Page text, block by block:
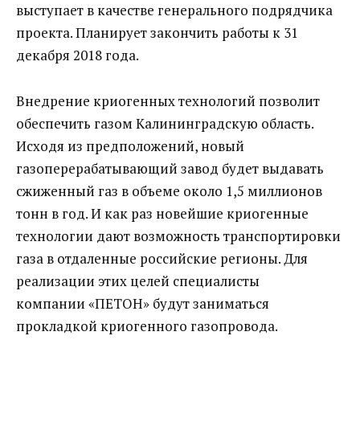
выступает в качестве генерального подрядчика
проекта. Планирует закончить работы к 31
декабря 2018 года.
Внедрение криогенных технологий позволит
обеспечить газом Калининградскую область.
Исходя из предположений, новый
газоперерабатывающий завод будет выдавать
сжиженный газ в объеме около 1,5 миллионов
тонн в год. И как раз новейшие криогенные
технологии дают возможность транспортировки
газа в отдаленные российские регионы. Для
реализации этих целей специалисты
компании «ПЕТОН» будут заниматься
прокладкой криогенного газопровода.